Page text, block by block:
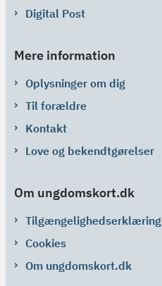
Digital Post
Mere information
Oplysninger om dig
Til forældre
Kontakt
Love og bekendtgørelser
Om ungdomskort.dk
Tilgængelighedserklæring
Cookies
Om ungdomskort.dk